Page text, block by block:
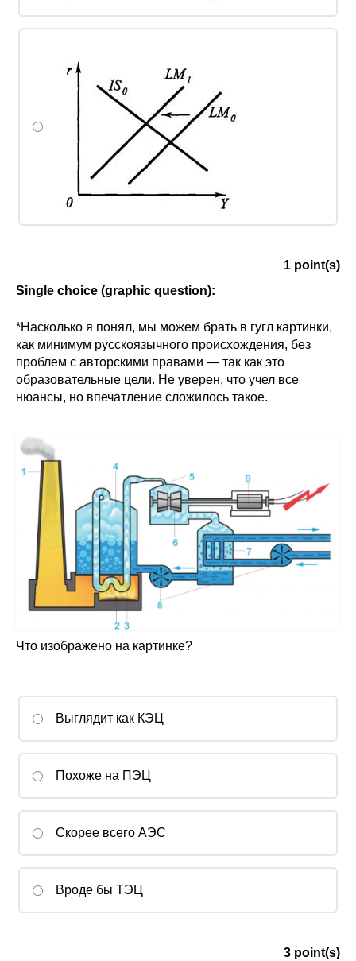
1 point(s)
Single choice (graphic question):
*Насколько я понял, мы можем брать в гугл картинки,
как минимум русскоязычного происхождения, без
проблем с авторскими правами — так как это
образовательные цели. Не уверен, что учел все
нюансы, но впечатление сложилось такое.
Что изображено на картинке?
Выглядит как КЭЦ
Похоже на ПЭЦ
Скорее всего АЭС
Вроде бы ТЭЦ
3 point(s)